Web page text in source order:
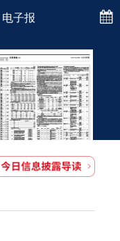
子报